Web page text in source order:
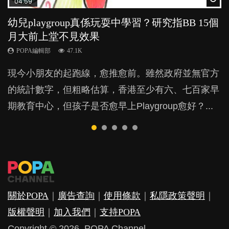
幼兒playgroup真係玩耍中學習？研究指BB 15個
月大前上堂不見效果
POPA編輯部 47.1K
現今小朋友的起跑線，愈推愈前。雖然政府並無官方
的統計數字，但粗略估算，香港至少有六、七百家早
期教育中心，但孩子是否愈早上Playgroup愈好？...
幼稚園遊戲課 如何刺激幼兒自發學習取代獎勵
與懲罰？
POPA編輯部 33.1K
由美國學者所創的 tools of the mind 課程，學生以遊
戲方式學習，學術能力和自制能力亦明顯比其他小朋
友優勝，到底這課程有何特別之處？...
老公患產後憂鬱症對BB的影響
POPA編輯部 15.9K
鬱，影響日常生活，嚴重的甚至會有自殺，或傷害小
朋友的念頭。但為何爸爸患上產後抑鬱往往難以察
覺？...
凡事以BB為中心，就係好爸媽？｜別忽視父母
的身心虛耗
POPA編輯部 31.5K
父母日夜無間、身心俱疲地照顧BB，如何做到正向
教養？部份父母更會為了小朋友放棄自己的嗜好、減
少出席朋友聚會等等，你以為會換來美好的親子關
係，有助小朋友成長，但原來父母身心虛耗對孩子的
全職好？在職好？｜全職媽媽與在職媽媽的壓
力與價值
POPA編輯部 25.8K
許多媽媽心底可能都有一刻掙扎過：究竟全職好，還
是在職好。雖說每個家庭都有自己的獨特狀況和考慮
因素，但原來全職和在職媽媽所養育的子女其實都各
關於POPA 廣告查詢 使用條款 私隱政策聲明
版權聲明
加入我們
支持POPA